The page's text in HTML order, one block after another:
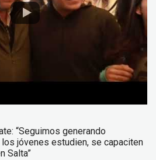
“Seguimos generando
jóvenes estudien, se capaciten
Salta”